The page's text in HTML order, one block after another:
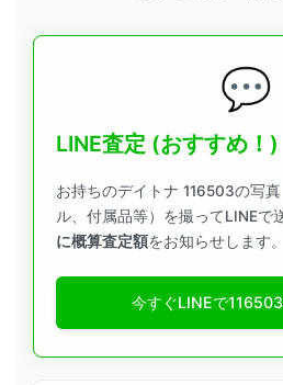
LINE査定 (おすすめ！)
お持ちのデイトナ 116503の写
ル、付属品等）を撮ってLINEで
に概算査定額をお知らせします。
今すぐLINEで